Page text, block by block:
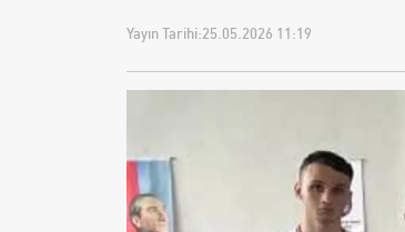
Yayın Tarihi:25.05.2026 11:19